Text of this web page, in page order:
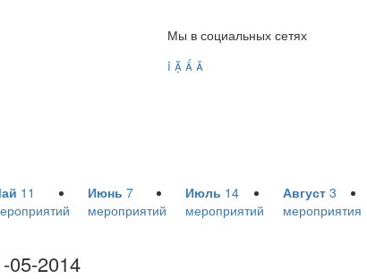
Мы в социальных сетях
   
11
Июнь 7
мероприятий
Июль 14
мероприятий
Август 3
мероприятия
05-2014